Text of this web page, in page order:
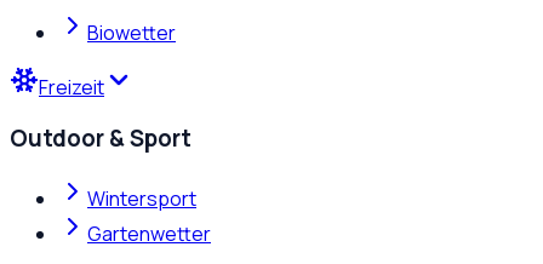
Biowetter
Freizeit
Outdoor & Sport
Wintersport
Gartenwetter